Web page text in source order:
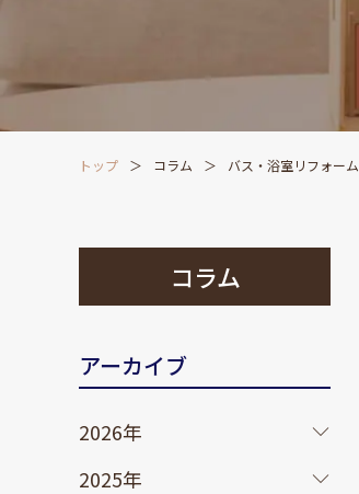
トップ コラム バス・浴室リフォーム
コラム
アーカイブ
2026年
2025年